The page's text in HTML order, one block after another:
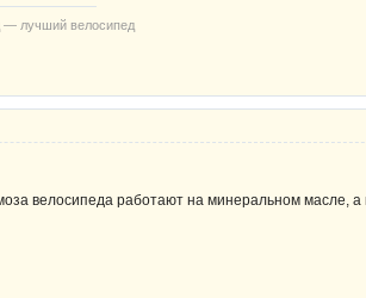
— лучший велосипед
велосипеда работают на минеральном масле, а